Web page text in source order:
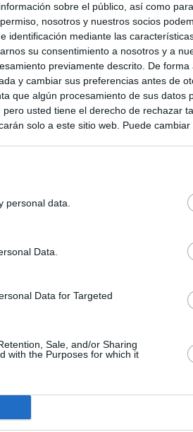
sobre el público, así como para
nosotros y nuestros socios
identificación mediante las
su consentimiento a nosotros y a
previamente descrito. De forma
y cambiar sus preferencias antes de
que algún procesamiento de sus datos
usted tiene el derecho de rechazar
solo a este sitio web. Puede cambiar
personal data.
Data.
Data for Targeted
Sale, and/or Sharing
with the Purposes for which it